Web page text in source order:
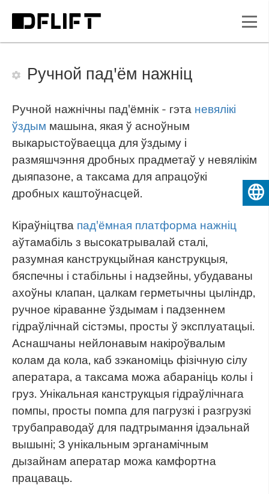
Ручной пад'ём нажніц
Ручной нажнічны пад'ёмнік - гэта невялікі
ўздым машына, якая ў асноўным
выкарыстоўваецца для ўздыму і
размяшчэння дробных прадметаў у невялікім
дыяпазоне, а таксама для апрацоўкі
дробных каштоўнасцей.
Кіраўніцтва пад'ёмная платформа нажніц
аўтамабіль з высокатрывалай сталі,
разумная канструкцыйная канструкцыя,
бяспечны і стабільны і надзейны, убудаваны
ахоўны клапан, цалкам герметычны цыліндр,
ручное кіраванне ўздымам і падзеннем
гідраўлічнай сістэмы, просты ў эксплуатацыі.
Аснашчаны нейлонавым накіроўвалым
колам да кола, каб зэканоміць фізічную сілу
аператара, а таксама можа абараніць колы і
груз. Унікальная канструкцыя гідраўлічнага
помпы, просты помпа для пагрузкі і разгрузкі
трубаправодаў для падтрымання ідэальнай
вышыні; З унікальным эрганамічным
дызайнам аператар можа камфортна
працаваць.
Беларуская мова